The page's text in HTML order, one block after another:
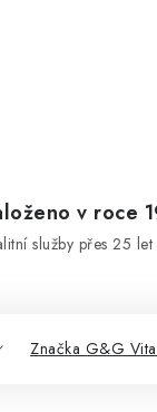
v roce
služby přes 25 let
Značka G&G